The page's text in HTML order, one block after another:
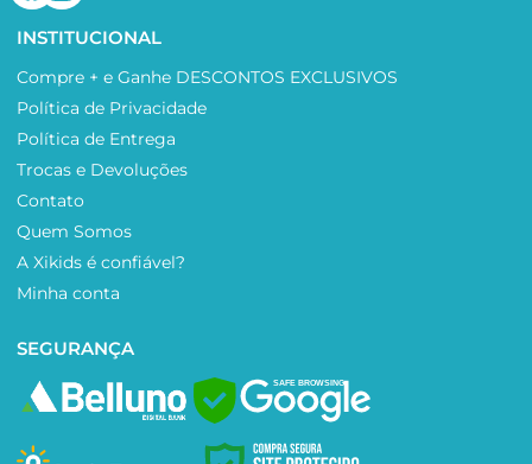
INSTITUCIONAL
Compre + e Ganhe DESCONTOS EXCLUSIVOS
Política de Privacidade
Política de Entrega
Trocas e Devoluções
Contato
Quem Somos
A Xikids é confiável?
Minha conta
SEGURANÇA
SAFE BROWSING